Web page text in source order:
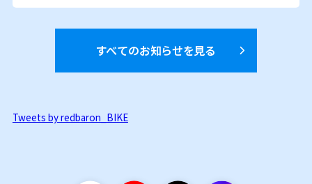
すべてのお知らせを見る
Tweets by redbaron_BIKE